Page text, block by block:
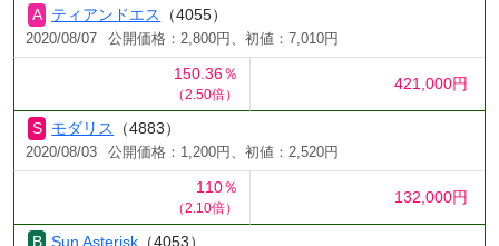
ティアンドエス （4055）
2020/08/07 公開価格：2,800円、初値：7,010円
150.36％
（2.50倍）
421,000円
モダリス （4883）
2020/08/03 公開価格：1,200円、初値：2,520円
110％
（2.10倍）
132,000円
Sun Asterisk （4053）